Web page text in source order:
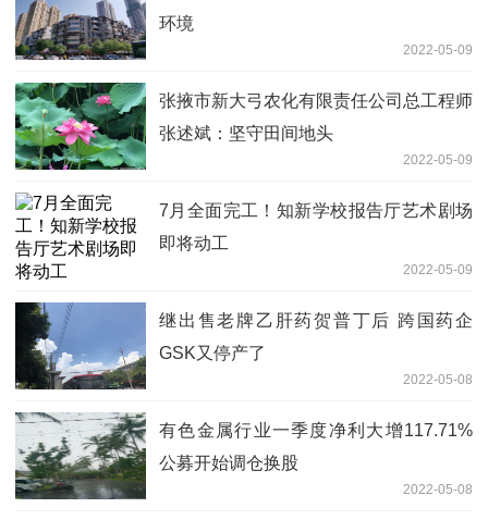
环境
2022-05-09
张掖市新大弓农化有限责任公司总工程师
张述斌：坚守田间地头
2022-05-09
7月全面完工！知新学校报告厅艺术剧场
即将动工
2022-05-09
继出售老牌乙肝药贺普丁后 跨国药企
GSK又停产了
2022-05-08
有色金属行业一季度净利大增117.71%
公募开始调仓换股
2022-05-08